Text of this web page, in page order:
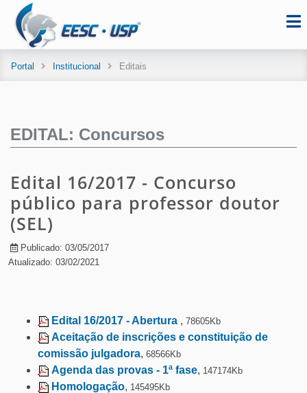
Portal Institucional Editais
EDITAL: Concursos
Edital 16/2017 - Concurso
público para professor doutor
(SEL)
Publicado: 03/05/2017
Atualizado: 03/02/2021
Edital 16/2017 - Abertura , 78605Kb
Aceitação de inscrições e constituição de
comissão julgadora, 68566Kb
Agenda das provas - 1ª fase, 147174Kb
Homologação, 145495Kb